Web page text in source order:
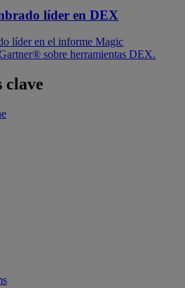
líder en DEX
líder en el informe Magic
sobre herramientas DEX.
clave